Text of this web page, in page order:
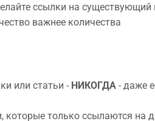
ссылки на существующий
важнее количества
или статьи - НИКОГДА- даже
которые только ссылаются на